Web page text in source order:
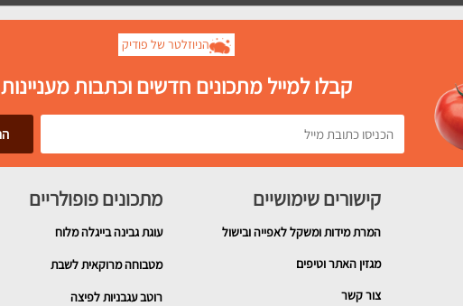
הניוזלטר של פודיק
קבלו למייל מתכונים חדשים וכתבות מעניינות
קישורים שימושיים
המרת מידות ומשקל לאפייה ובישול
מגזין האתר וטיפים
צור קשר
מתכונים פופולריים
עוגת גבינה בייגלה מלוח
מטבוחה מרוקאית לשבת
רוטב עגבניות לפיצה